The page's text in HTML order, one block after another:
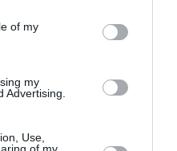
of my
my
Advertising.
Use,